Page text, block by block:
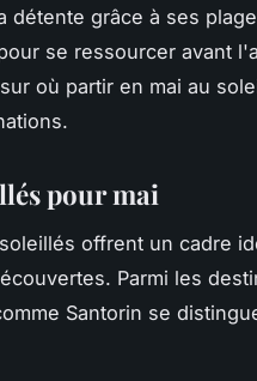
détente grâce à ses
se ressourcer avant
où partir en mai au
pour mai
offrent un cadre
Parmi les
Santorin se